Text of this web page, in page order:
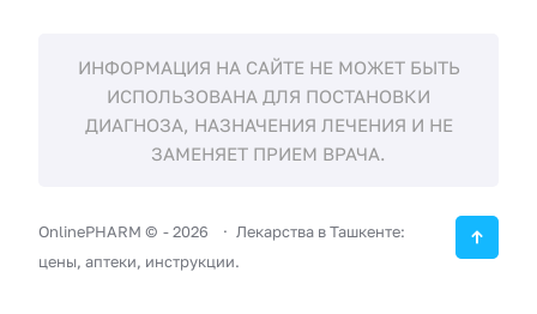
ИНФОРМАЦИЯ НА САЙТЕ НЕ МОЖЕТ БЫТЬ
ИСПОЛЬЗОВАНА ДЛЯ ПОСТАНОВКИ
ДИАГНОЗА, НАЗНАЧЕНИЯ ЛЕЧЕНИЯ И НЕ
ЗАМЕНЯЕТ ПРИЕМ ВРАЧА.
OnlinePHARM © -2026
Лекарства в Ташкенте:
цены, аптеки, инструкции.